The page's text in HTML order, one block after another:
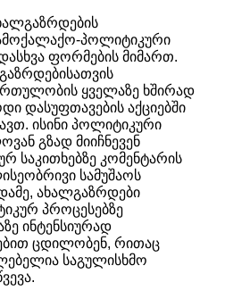
პოლიტიკური
ფორმების მიმართ.
ყველაზე ხშირად
დასუფთავების აქციებში
ისინი პოლიტიკური
გზად მიიჩნევენ
საკითხებზე კომენტარის
სამუშაოს
ახალგაზრდები
პროცესებზე
ინტენსიურად
ცდილობენ, რითაც
საგულისხმო